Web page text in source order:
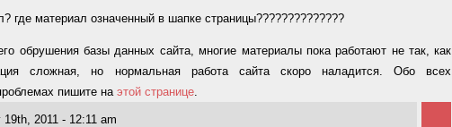
где материал означенный в шапке страницы??????????????
обрушения базы данных сайта, многие материалы пока работают не так, как
сложная, но нормальная работа сайта скоро наладится. Обо всех
пишите на этой странице
19th, 2011 - 12:11 am